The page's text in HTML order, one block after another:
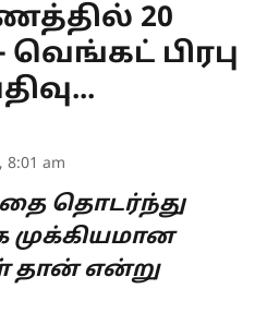
20
பிரபு
8:01 am
தொடர்ந்து
முக்கியமான
என்று